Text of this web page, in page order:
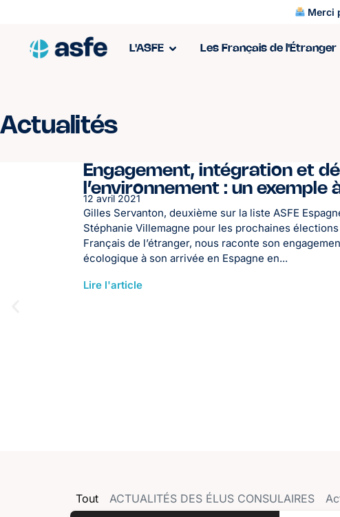
Merci
L'ASFE Les Français de l'Étranger
Actualités
Engagement, intégration et
l’environnement : un exemple
12 avril 2021
Gilles Servanton, deuxième sur la liste ASFE
Stéphanie Villemagne pour les prochaines
Français de l’étranger, nous raconte son
écologique à son arrivée en Espagne en...
Lire l'article
ACTUALITÉS DES ÉLUS CONSULAIRES
Tout